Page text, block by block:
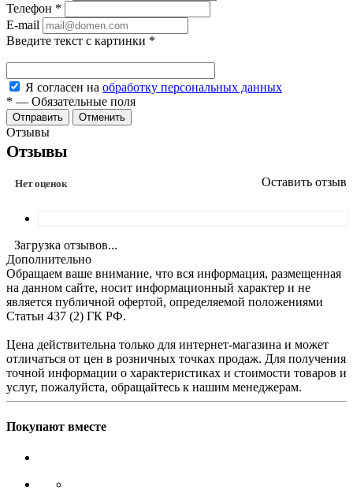
Телефон *
E-mail
Введите текст с картинки *
Я согласен на обработку персональных данных
* — Обязательные поля
Отменить
Отзывы
Отзывы
Нет оценок Оставить отзыв
Загрузка отзывов...
Дополнительно
Обращаем ваше внимание, что вся информация, размещенная
на данном сайте, носит информационный характер и не
является публичной офертой, определяемой положениями
Статьи 437 (2) ГК РФ.
Цена действительна только для интернет-магазина и может
отличаться от цен в розничных точках продаж. Для получения
точной информации о характеристиках и стоимости товаров и
услуг, пожалуйста, обращайтесь к нашим менеджерам.
Покупают вместе